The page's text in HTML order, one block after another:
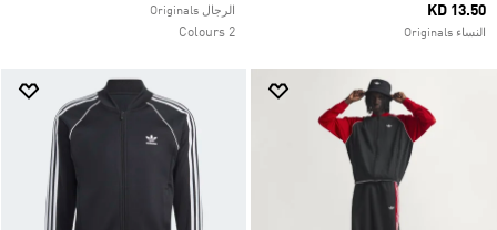
KD 13.50
النساء Originals
الرجال Originals
2 Colours